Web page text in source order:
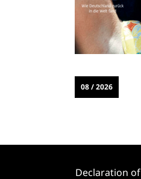
08 / 2026
Declaration of